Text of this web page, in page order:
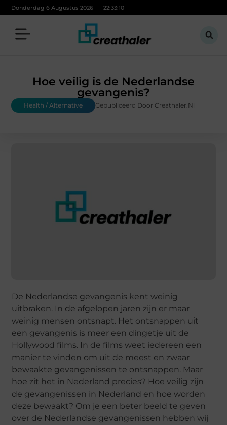
Donderdag 6 Augustus 2026 22:33:11
Hoe veilig is de Nederlandse
gevangenis?
Health / Alternative Gepubliceerd Door Creathaler.nl
De Nederlandse gevangenis kent weinig
uitbraken. In de afgelopen jaren zijn er maar
weinig mensen ontsnapt. Het ontsnappen uit
een gevangenis is meer een dingetje uit de
Hollywood films. In de films weet iedereen een
manier te vinden om uit de meest en zwaar
bewaakte gevangenissen te ontsnappen. Maar
hoe zit het in Nederland precies? Hoe veilig zijn
de gevangenissen in Nederland en hoe worden
deze bewaakt? Om je een beter beeld te geven
over de Nederlandse gevangenissen hebben wij